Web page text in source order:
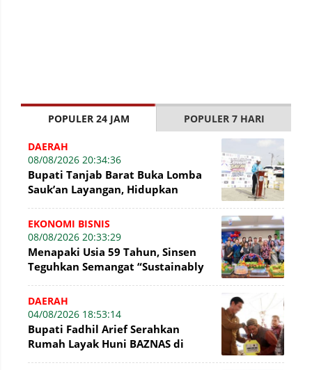
POPULER 24 JAM POPULER 7 HARI
DAERAH
08/08/2026 20:34:36
Bupati Tanjab Barat Buka Lomba
Sauk’an Layangan, Hidupkan
WFC ?
EKONOMI BISNIS
08/08/2026 20:33:29
Menapaki Usia 59 Tahun, Sinsen
Teguhkan Semangat “Sustainably
DAERAH
04/08/2026 18:53:14
Bupati Fadhil Arief Serahkan
Rumah Layak Huni BAZNAS di